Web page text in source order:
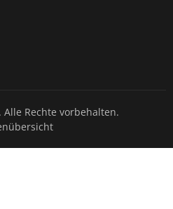
Rechte vorbehalten.